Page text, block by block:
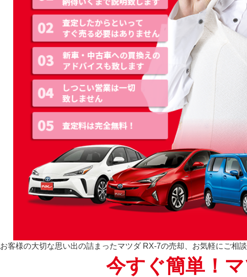
お客様の大切な思い出の詰まったマツダ RX-7の売却、お気軽にご相談
今すぐ簡単！